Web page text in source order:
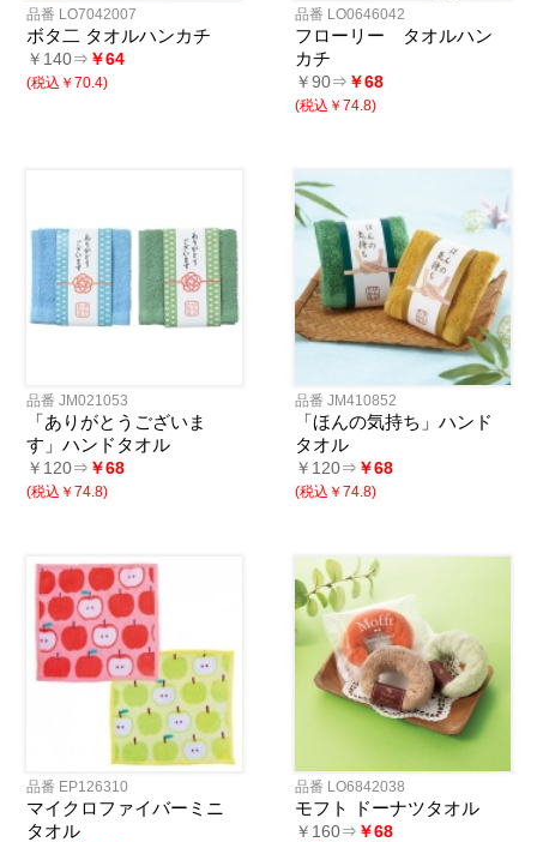
品番 LO7042007
ボタ二 タオルハンカチ
￥140⇒ ￥64
(税込￥70.4)
品番 LO0646042
フローリー タオルハン
カチ
￥90⇒ ￥68
(税込￥74.8)
品番 JM021053
「ありがとうございま
す」ハンドタオル
￥120⇒ ￥68
(税込￥74.8)
品番 JM410852
「ほんの気持ち」ハンド
タオル
￥120⇒ ￥68
(税込￥74.8)
品番 EP126310
マイクロファイバーミニ
タオル
品番 LO6842038
モフト ドーナツタオル
￥160⇒ ￥68